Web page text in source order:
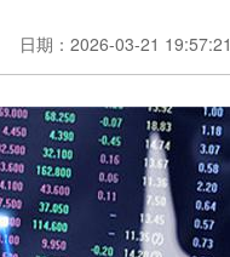
日期：2026-03-21 19:57:21